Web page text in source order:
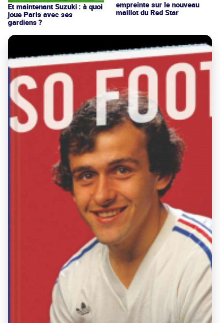
Et maintenant Suzuki : à quoi
joue Paris avec ses
gardiens ?
empreinte sur le nouveau
maillot du Red Star